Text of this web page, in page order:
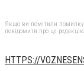
Якщо ви помітили помилку,
повідомити про це редакцію
HTTPS://